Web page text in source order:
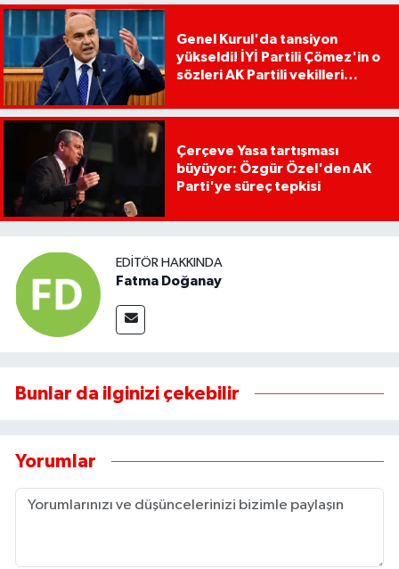
Genel Kurul'da tansiyon
yükseldi! İYİ Partili Çömez'in o
sözleri AK Partili vekilleri
Çerçeve Yasa tartışması
büyüyor: Özgür Özel'den AK
Parti'ye süreç tepkisi
EDITÖR HAKKINDA
Fatma Doğanay
Bunlar da ilginizi çekebilir
Yorumlar